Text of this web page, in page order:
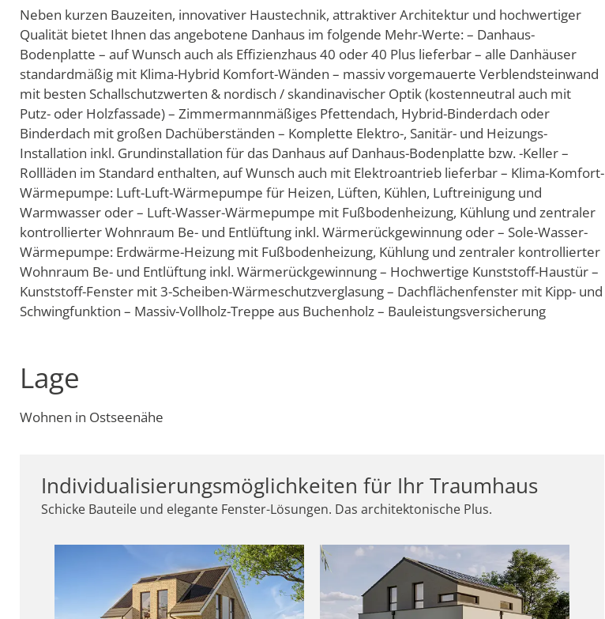
Neben kurzen Bauzeiten, innovativer Haustechnik, attraktiver Architektur und hochwertiger
Qualität bietet Ihnen das angebotene Danhaus im folgende Mehr-Werte: – Danhaus-
Bodenplatte – auf Wunsch auch als Effizienzhaus 40 oder 40 Plus lieferbar – alle Danhäuser
standardmäßig mit Klima-Hybrid Komfort-Wänden – massiv vorgemauerte Verblendsteinwand
mit besten Schallschutzwerten & nordisch / skandinavischer Optik (kostenneutral auch mit
Putz- oder Holzfassade) – Zimmermannmäßiges Pfettendach, Hybrid-Binderdach oder
Binderdach mit großen Dachüberständen – Komplette Elektro-, Sanitär- und Heizungs-
Installation inkl. Grundinstallation für das Danhaus auf Danhaus-Bodenplatte bzw. -Keller –
Rollläden im Standard enthalten, auf Wunsch auch mit Elektroantrieb lieferbar – Klima-Komfort-
Wärmepumpe: Luft-Luft-Wärmepumpe für Heizen, Lüften, Kühlen, Luftreinigung und
Warmwasser oder – Luft-Wasser-Wärmepumpe mit Fußbodenheizung, Kühlung und zentraler
kontrollierter Wohnraum Be- und Entlüftung inkl. Wärmerückgewinnung oder – Sole-Wasser-
Wärmepumpe: Erdwärme-Heizung mit Fußbodenheizung, Kühlung und zentraler kontrollierter
Wohnraum Be- und Entlüftung inkl. Wärmerückgewinnung – Hochwertige Kunststoff-Haustür –
Kunststoff-Fenster mit 3-Scheiben-Wärmeschutzverglasung – Dachflächenfenster mit Kipp- und
Schwingfunktion – Massiv-Vollholz-Treppe aus Buchenholz – Bauleistungsversicherung
Lage
Wohnen in Ostseenähe
Individualisierungsmöglichkeiten für Ihr Traumhaus
Schicke Bauteile und elegante Fenster-Lösungen. Das architektonische Plus.